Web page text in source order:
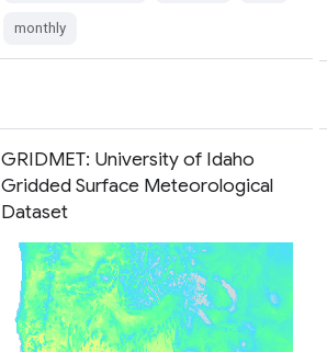
monthly
GRIDMET: University of Idaho
Gridded Surface Meteorological
Dataset